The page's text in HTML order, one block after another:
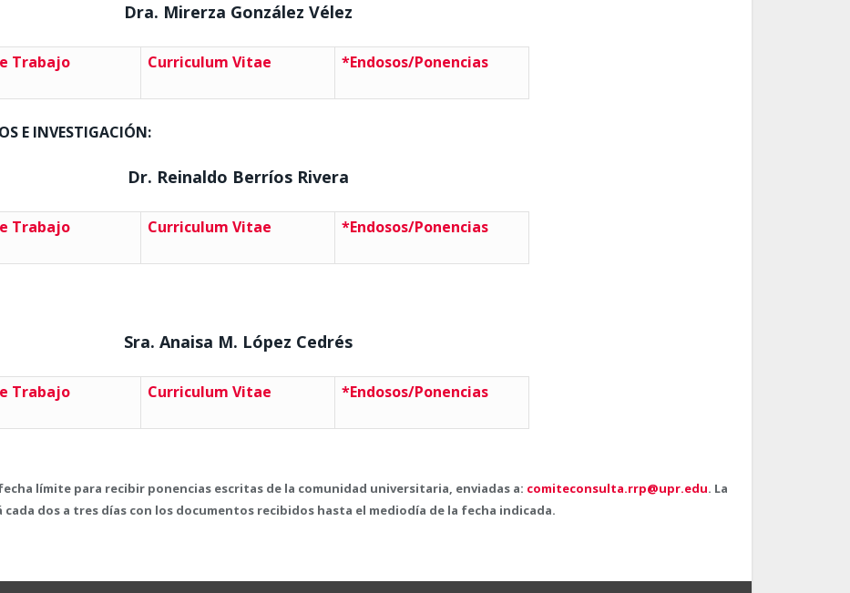
Dra. Mirerza González Vélez
Trabajo Curriculum Vitae *Endosos/Ponencias
E INVESTIGACIÓN:
Dr. Reinaldo Berríos Rivera
Trabajo Curriculum Vitae *Endosos/Ponencias
Sra. Anaisa M. López Cedrés
Trabajo Curriculum Vitae *Endosos/Ponencias
fecha límite para recibir ponencias escritas de la comunidad universitaria, enviadas a: comiteconsulta.rrp@upr.edu. La
cada dos a tres días con los documentos recibidos hasta el mediodía de la fecha indicada.